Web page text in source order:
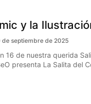
y la
de septiembre de 2025
16 de nuestra querida
presenta La Salita del